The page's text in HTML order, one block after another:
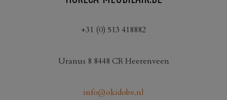
+31 (0) 513 418882
Uranus 8 8448 CR Heerenveen
info@okidobv.nl